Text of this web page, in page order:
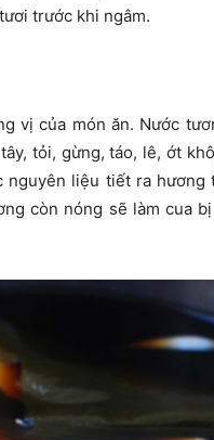
trước khi ngâm.
vị của món ăn. Nước
tỏi, gừng, táo, lê, ớt
liệu tiết ra hương
còn nóng sẽ làm cua